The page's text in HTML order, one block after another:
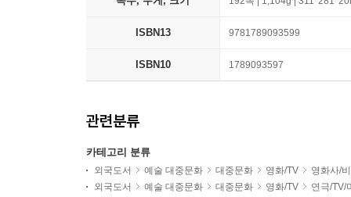
ISBN13 9781789093599
ISBN10 1789093597
관련분류
카테고리 분류
외국도서 예술 대중문화 대중문화 영화/TV
영화사/
외국도서
예술 대중문화 대중문화 영화/TV
연극/TV/